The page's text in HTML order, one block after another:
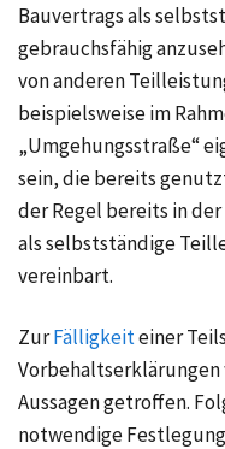
Bauvertrags als
gebrauchsfähig
von anderen
beispielsweise im
„Umgehungsstraße“
sein, die bereits
der Regel bereits in der
als selbstständige
vereinbart.
ZurFälligkeiteiner
Vorbehaltserklärungen
Aussagen getroffen.
notwendige